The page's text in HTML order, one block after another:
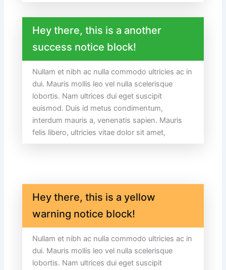
Hey there, this is a another
success notice block!
Nullam et nibh ac nulla commodo ultricies ac in
dui. Mauris mollis leo vel nulla scelerisque
lobortis. Nam ultrices dui eget suscipit
euismod. Duis id metus condimentum,
interdum mauris a, venenatis sapien. Mauris
felis libero, ultricies vitae dolor sit amet,
Hey there, this is a yellow
warning notice block!
Nullam et nibh ac nulla commodo ultricies ac in
dui. Mauris mollis leo vel nulla scelerisque
lobortis. Nam ultrices dui eget suscipit